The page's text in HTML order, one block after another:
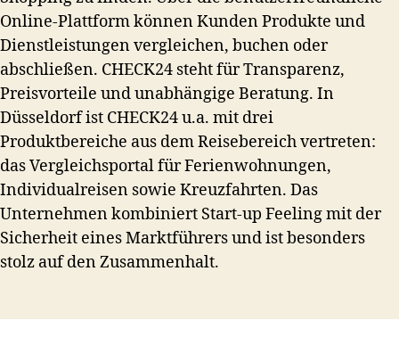
Online-Plattform können Kunden Produkte und
Dienstleistungen vergleichen, buchen oder
abschließen. CHECK24 steht für Transparenz,
Preisvorteile und unabhängige Beratung. In
Düsseldorf ist CHECK24 u.a. mit drei
Produktbereiche aus dem Reisebereich vertreten:
das Vergleichsportal für Ferienwohnungen,
Individualreisen sowie Kreuzfahrten. Das
Unternehmen kombiniert Start-up Feeling mit der
Sicherheit eines Marktführers und ist besonders
stolz auf den Zusammenhalt.